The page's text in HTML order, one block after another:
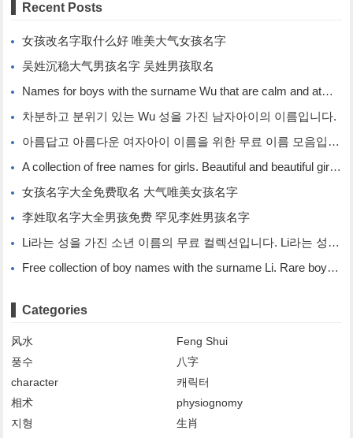
Recent Posts
女孩改名字取什么好 唯美大气女孩名字
吴姓沉稳大气男孩名字 吴姓男孩取名
Names for boys with the surname Wu that are calm and atmospheric. Names for boys with the surname Wu.
차분하고 분위기 있는 Wu 성을 가진 남자아이의 이름입니다.
아름답고 아름다운 여자아이 이름을 위한 무료 이름 모음입니다.
A collection of free names for girls. Beautiful and beautiful girl names.
女孩名字大全免费取名 大气唯美女孩名字
李姓取名字大全男孩免费 罕见李姓男孩名字
Li라는 성을 가진 소년 이름의 무료 컬렉션입니다. Li라는 성을 가진 희귀한 소년 이름입니다.
Free collection of boy names with the surname Li. Rare boy names with the surname Li.
Categories
风水
Feng Shui
풍수
八字
character
캐릭터
相术
physiognomy
지형
生肖